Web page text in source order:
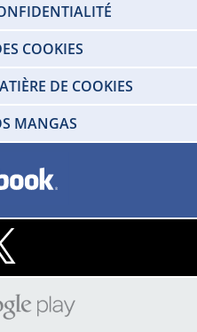
COOKIES
DE COOKIES
MANGAS